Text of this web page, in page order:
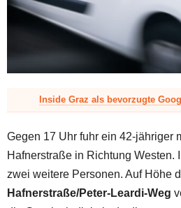
Inside Graz als bevorzugte
Gegen 17 Uhr fuhr ein 42-jähriger
Hafnerstraße in Richtung Westen.
zwei weitere Personen. Auf Höhe
Hafnerstraße/Peter-Leardi-Weg